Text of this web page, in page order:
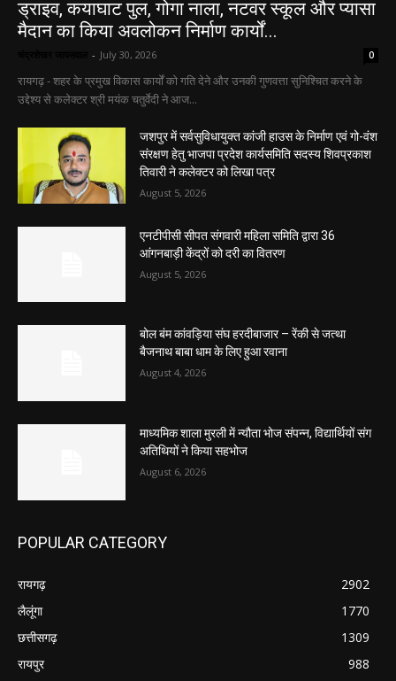
ड्राइव, कयाघाट पुल, गोगा नाला, नटवर स्कूल और प्यासा
मैदान का किया अवलोकन निर्माण कार्यों...
- July 30, 2026 0
रायगढ़ - शहर के प्रमुख विकास कार्यों को गति देने और उनकी गुणवत्ता सुनिश्चित करने के
उद्देश्य से कलेक्टर श्री मयंक चतुर्वेदी ने आज...
जशपुर में सर्वसुविधायुक्त कांजी हाउस के निर्माण एवं गो-वंश
संरक्षण हेतु भाजपा प्रदेश कार्यसमिति सदस्य शिवप्रकाश
तिवारी ने कलेक्टर को लिखा पत्र
August 5, 2026
एनटीपीसी सीपत संगवारी महिला समिति द्वारा 36
आंगनबाड़ी केंद्रों को दरी का वितरण
August 5, 2026
बोल बंम कांवड़िया संघ हरदीबाजार – रेंकी से जत्था
बैजनाथ बाबा धाम के लिए हुआ रवाना
August 4, 2026
माध्यमिक शाला मुरली में न्यौता भोज संपन्न, विद्यार्थियों संग
अतिथियों ने किया सहभोज
August 6, 2026
POPULAR CATEGORY
रायगढ़
2902
लैलूंगा
1770
छत्तीसगढ़
1309
रायपुर
988